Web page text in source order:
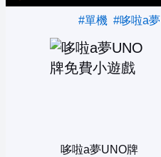
#單機 #哆啦a夢
哆啦a夢UNO牌